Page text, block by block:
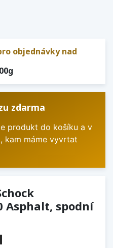
objednávky nad
zdarma
produkt do košíku a v
kam máme vyvrtat
Asphalt, spodní